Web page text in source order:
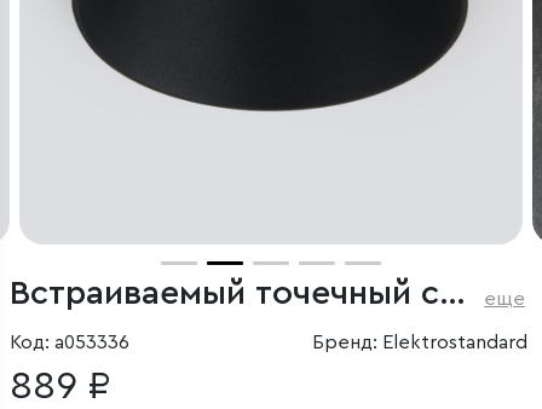
Встраиваемый точечный светильник еще
Код: a053336 Бренд: Elektrostandard
889 ₽